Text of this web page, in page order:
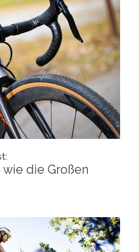
die Großen